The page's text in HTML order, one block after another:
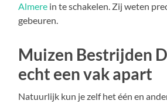
Almere in te schakelen. Zij weten
gebeuren.
Muizen Bestrijden
echt een vak apart
Natuurlijk kun je zelf het één en